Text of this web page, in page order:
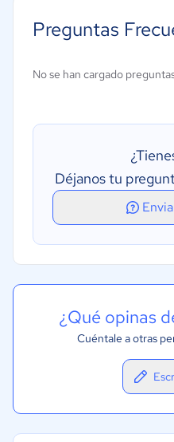
Inventarios
Preguntas
No se han cargado
Déjanos tu
¿Qué opinas
Cuéntale a otras